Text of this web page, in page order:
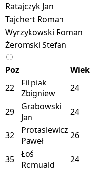
Ratajczyk Jan
Tajchert Roman
Wyrzykowski Roman
Żeromski Stefan
Poz Wiek
22
Filipiak
Zbigniew
24
29
Grabowski
Jan
24
32
Protasiewicz
Paweł
26
35
Łoś
Romuald
24